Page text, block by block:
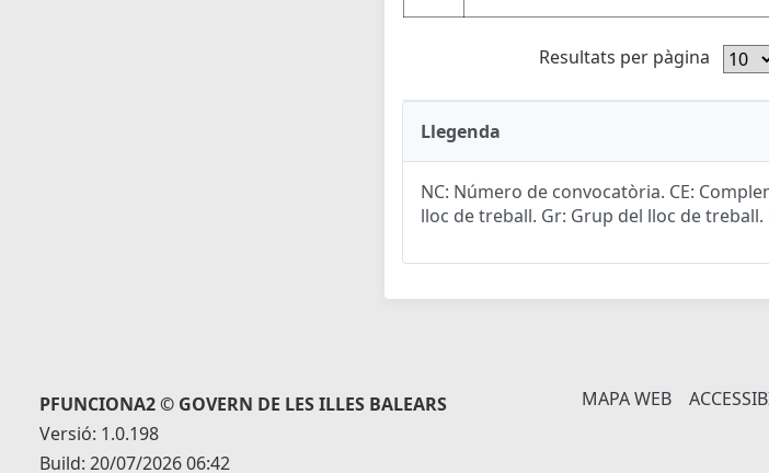
Resultats per pàgina
Llegenda
NC: Número de convocatòria. CE:
lloc de treball. Gr: Grup del lloc de
PFUNCIONA2 © GOVERN DE LES ILLES BALEARS
Versió: 1.0.198
Build: 20/07/2026 06:42
MAPA WEB